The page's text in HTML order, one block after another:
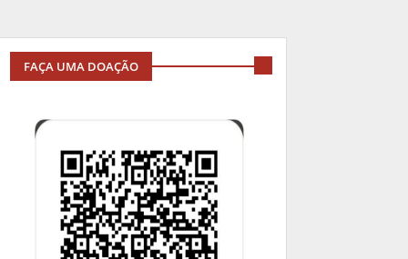
FAÇA UMA DOAÇÃO